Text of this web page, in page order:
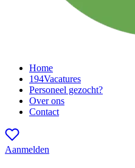
Home
194Vacatures
Personeel gezocht?
Over ons
Contact
Aanmelden